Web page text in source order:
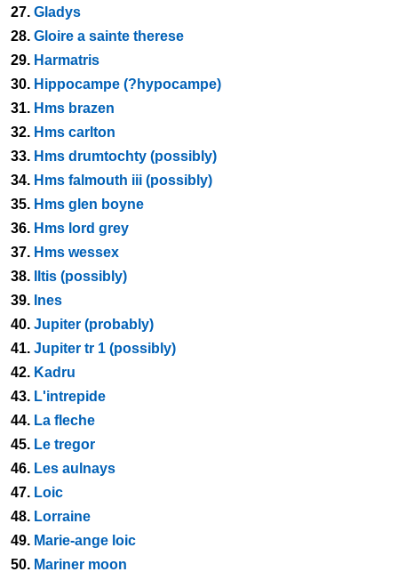
27. Gladys
28. Gloire a sainte therese
29. Harmatris
30. Hippocampe (?hypocampe)
31. Hms brazen
32. Hms carlton
33. Hms drumtochty (possibly)
34. Hms falmouth iii (possibly)
35. Hms glen boyne
36. Hms lord grey
37. Hms wessex
38.
Iltis (possibly)
39. Ines
40. Jupiter (probably)
41. Jupiter tr 1 (possibly)
42. Kadru
43. L'intrepide
44. La fleche
45. Le tregor
46. Les aulnays
47. Loic
48. Lorraine
49. Marie-ange loic
50. Mariner moon